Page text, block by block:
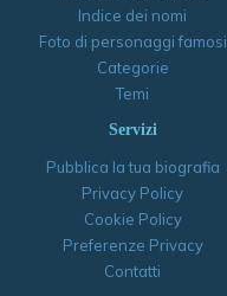
Indice dei nomi
Foto di personaggi famosi
Categorie
Temi
Servizi
Pubblica la tua biografia
Privacy Policy
Cookie Policy
Preferenze Privacy
Contatti